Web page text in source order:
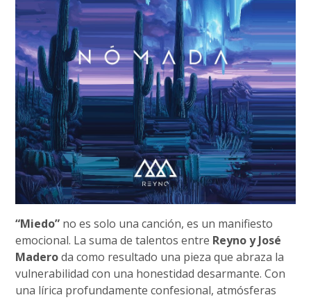
“Miedo” no es solo una canción, es un manifiesto
emocional. La suma de talentos entre Reyno y José
Maderoda como resultado una pieza que abraza la
vulnerabilidad con una honestidad desarmante. Con
una lírica profundamente confesional, atmósferas